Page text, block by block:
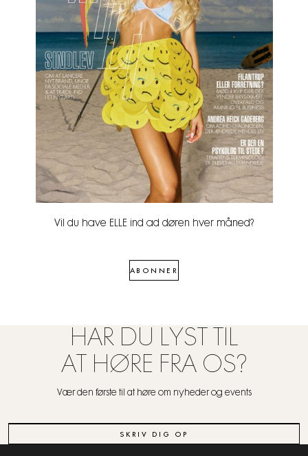
Vil du have ELLE ind ad døren hver måned?
ABONNER
HAR DU LYST TIL
AT HØRE FRA OS?
Vær den første til at høre om nyheder og events
SKRIV DIG OP